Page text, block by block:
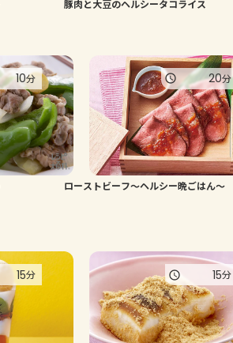
豚肉と大豆のヘルシータコライス
10分
ローストビーフ～ヘルシー晩ごはん～
20分
15分 15分